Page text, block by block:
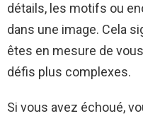
détails, les motifs ou
dans une image. Cela
êtes en mesure de
défis plus complexes.
Si vous avez échoué,